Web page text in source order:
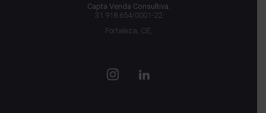
Capta Venda Consultiva.
31.918.654/0001-22
Fortaleza, CE,